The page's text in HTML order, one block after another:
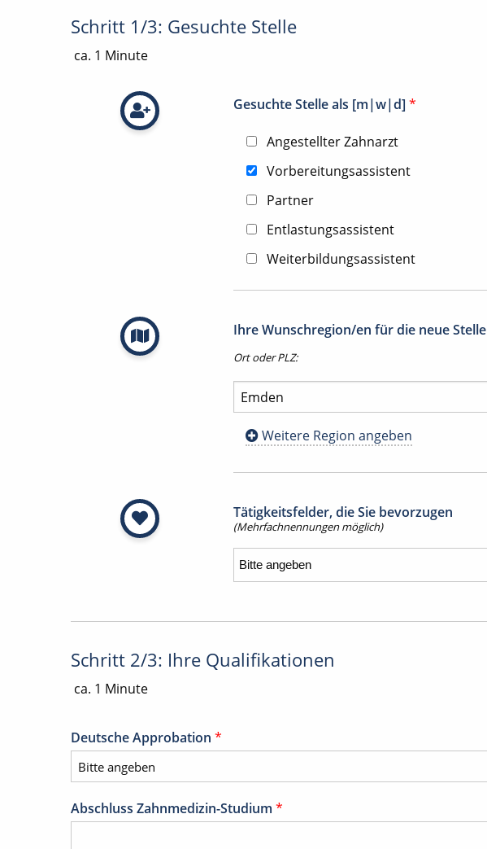
Schritt 1/3: Gesuchte Stelle
ca. 1 Minute
Gesuchte Stelle als [m|w|d] *
Angestellter Zahnarzt
Vorbereitungsassistent
Partner
Entlastungsassistent
Weiterbildungsassistent
Ihre Wunschregion/en für die neue Stelle
Ort oder PLZ:
Weitere Region angeben
Tätigkeitsfelder, die Sie bevorzugen
(Mehrfachnennungen möglich)
Schritt 2/3: Ihre Qualifikationen
ca. 1 Minute
Deutsche Approbation *
Abschluss Zahnmedizin-Studium *